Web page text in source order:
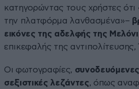
κατηγορώντας τους χρήστες ότι
την πλατφόρμα λανθασμένα»–
εικόνες της αδελφής της
επικεφαλής της αντιπολίτευσης,
Οι φωτογραφίες,
σεξιστικές λεζάντες, όπως